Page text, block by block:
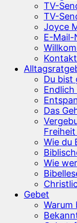
TV-
TV-
Joyce
E-Mail-
Du bist
Das
Freiheit
Wie du
Wie
Gebet
Warum